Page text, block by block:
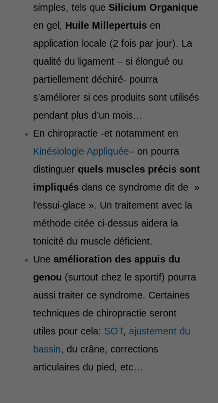
simples, tels que Silicium Organique
en gel, Huile Millepertuis en
application locale (2 fois par jour). La
qualité du ligament – si élongué ou
partiellement déchiré- pourra
s’améliorer si ces produits sont utilisés
pendant plus d’un mois…
En chiropractie -et notamment en
Kinésiologie Appliquée– on pourra
distinguer quels muscles précis sont
impliqués dans ce syndrome dit de »
l’essui-glace ». Un traitement avec la
méthode citée ci-dessus aidera la
tonicité du muscle déficient.
Une amélioration des appuis du
genou (surtout chez le sportif) pourra
aussi traiter ce syndrome. Certaines
techniques de chiropractie seront
utiles pour cela: SOT, ajustement du
bassin, du crâne, corrections
articulaires du pied, etc…